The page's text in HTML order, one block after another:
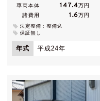
車両本体 147.4万円
諸費用
1.6万円
法定整備：整備込
保証無し
年式 平成24年